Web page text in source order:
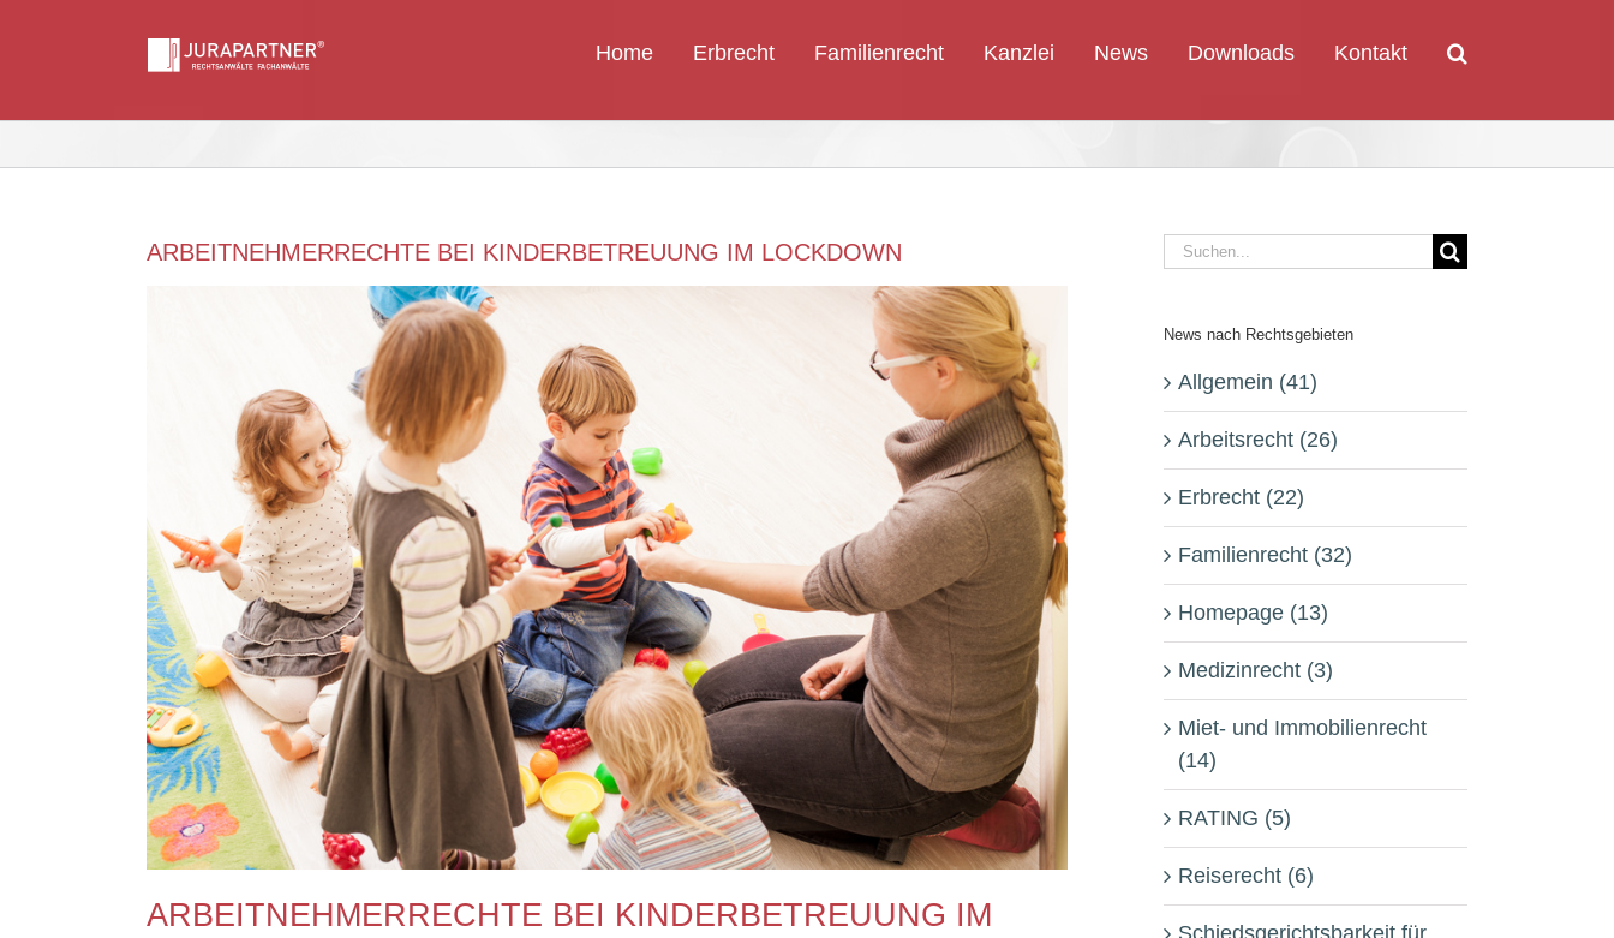
Home Erbrecht Familienrecht Kanzlei News Downloads Kontakt
ARBEITNEHMERRECHTE BEI KINDERBETREUUNG IM LOCKDOWN
ARBEITNEHMERRECHTE BEI KINDERBETREUUNG IM
Suche
News nach Rechtsgebieten
Allgemein (41)
Arbeitsrecht (26)
Erbrecht (22)
Familienrecht (32)
Homepage (13)
Medizinrecht (3)
Miet- und Immobilienrecht
(14)
RATING (5)
Reiserecht (6)